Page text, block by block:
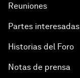
Reuniones
Partes interesadas
Historias del Foro
Notas de prensa